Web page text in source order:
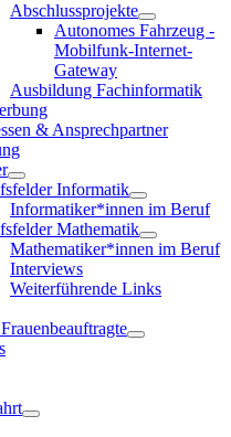
Abschlussprojekte
Autonomes Fahrzeug -
Mobilfunk-Internet-
Gateway
Ausbildung Fachinformatik
& Ansprechpartner
Informatik
Informatiker*innen im Beruf
Mathematik
Mathematiker*innen im Beruf
Interviews
Weiterführende Links